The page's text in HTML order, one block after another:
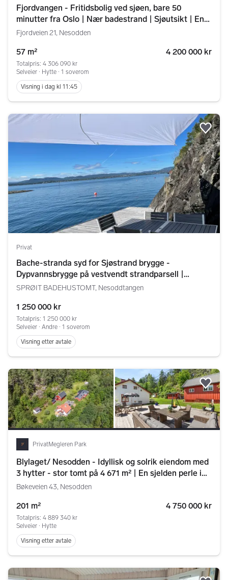
Fjordvangen - Fritidsbolig ved sjøen, bare 50
minutter fra Oslo | Nær badestrand | Sjøutsikt | En
tomt med plass til å puste
Fjordveien 21, Nesodden
57 m² 4 200 000 kr
Totalpris: 4 306 090 kr
Selveier ∙ Hytte ∙ 1 soverom
Visning i dag kl 11:45
Privat
Bache-stranda syd for Sjøstrand brygge -
Dypvannsbrygge på vestvendt strandparsell |
Fantastiske solnedganger | Herlig beliggenhet |
SPRØIT BADEHUSTOMT, Nesoddtangen
1 250 000 kr
Totalpris: 1 250 000 kr
Selveier ∙ Andre ∙ 1 soverom
Visning etter avtale
PrivatMegleren Park
Blylaget/ Nesodden - Idyllisk og solrik eiendom med
3 hytter - stor tomt på 4 671 m² | En sjelden perle i
grønne omgivelser!
Bøkeveien 43, Nesodden
201 m² 4 750 000 kr
Totalpris: 4 889 340 kr
Selveier ∙ Hytte
Visning etter avtale